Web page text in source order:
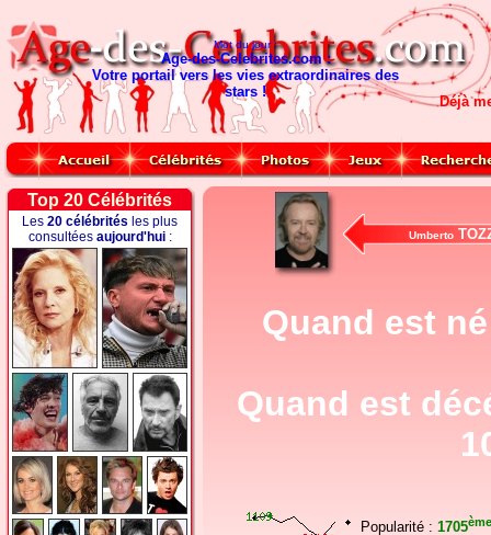
Mot du jour :
Age-des-Celebrites.com :
Votre portail vers les vies extraordinaires des
stars !
Déjà
Top 20 Célébrités
Les 20 célébrités les plus
consultées aujourd'hui: Umberto
Quand est
Quand est
Popularité : 1705ème